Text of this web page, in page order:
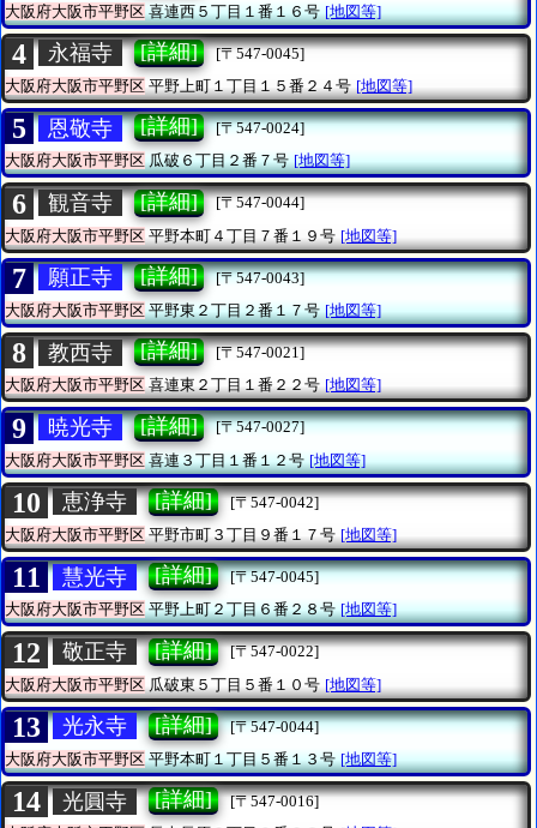
大阪府大阪市平野区喜連西５丁目１番１６号 [地図等]
4 永福寺 [詳細]
[〒547-0045]
大阪府大阪市平野区 平野上町１丁目１５番２４号 [地図等]
5 恩敬寺 [詳細]
[〒547-0024]
大阪府大阪市平野区瓜破６丁目２番７号 [地図等]
6 観音寺 [詳細]
[〒547-0044]
大阪府大阪市平野区 平野本町４丁目７番１９号 [地図等]
7 願正寺 [詳細]
[〒547-0043]
大阪府大阪市平野区平野東２丁目２番１７号 [地図等]
8 教西寺 [詳細]
[〒547-0021]
大阪府大阪市平野区喜連東２丁目１番２２号 [地図等]
9 暁光寺 [詳細]
[〒547-0027]
大阪府大阪市平野区喜連３丁目１番１２号 [地図等]
10 恵浄寺 [詳細]
[〒547-0042]
大阪府大阪市平野区 平野市町３丁目９番１７号 [地図等]
11 慧光寺 [詳細]
[〒547-0045]
大阪府大阪市平野区平野上町２丁目６番２８号 [地図等]
12 敬正寺 [詳細]
[〒547-0022]
大阪府大阪市平野区 瓜破東５丁目５番１０号 [地図等]
13 光永寺 [詳細]
[〒547-0044]
大阪府大阪市平野区平野本町１丁目５番１３号 [地図等]
14 光圓寺 [詳細]
[〒547-0016]